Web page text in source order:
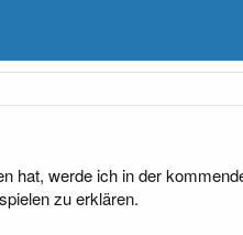
hat, werde ich in der
zu erklären.